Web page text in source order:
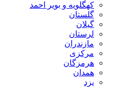
کهگلویه و بویر احمد
گلستان
گیلان
لرستان
مازندران
مرکزی
هرمزگان
همدان
یزد